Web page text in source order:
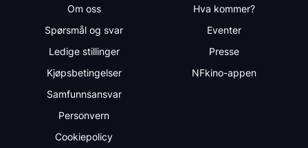
Om oss
Spørsmål og svar
Ledige stillinger
Kjøpsbetingelser
Samfunnsansvar
Personvern
Cookiepolicy
Hva kommer?
Eventer
Presse
NFkino-appen